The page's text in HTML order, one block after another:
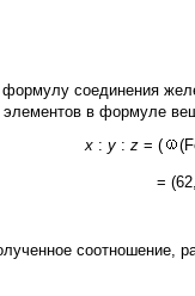
соединения
элементов в формуле
x : y : z = (
=
соотношение,